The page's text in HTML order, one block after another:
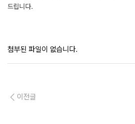
드립니다.
첨부된 파일이 없습니다.
이전글